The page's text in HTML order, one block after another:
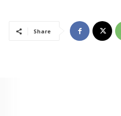
Share